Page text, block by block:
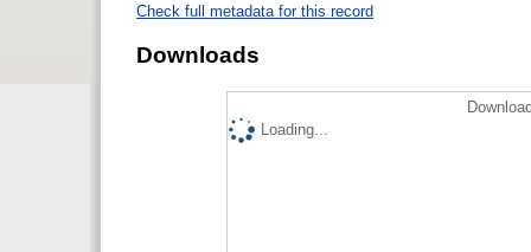
Check full metadata for this record
Downloads
Loading...